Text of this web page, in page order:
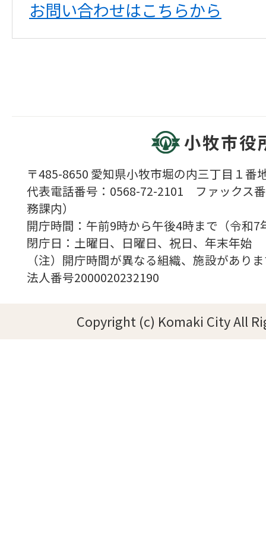
お問い合わせはこちらから
小牧市役
〒485-8650 愛知県小牧市堀の内三丁目１番
代表電話番号：0568-72-2101 ファックス
務課内）
開庁時間：午前9時から午後4時まで（令
閉庁日：土曜日、日曜日、祝日、年末年始
（注）開庁時間が異なる組織、施設があり
法人番号2000020232190
Copyright (c) Komaki City All